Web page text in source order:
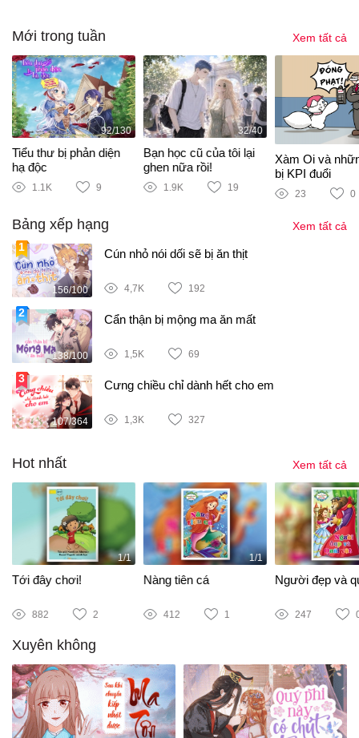
Mới trong tuần Xem tất cả
92/130
Tiểu thư bị phản diện
hạ độc
1.1K 9
32/40
Bạn học cũ của tôi lại
ghen nữa rồi!
1.9K 19
Xàm Oi và
bị KPI đuổi
23 0
Bảng xếp hạng Xem tất cả
156/100
Cún nhỏ nói dối sẽ bị ăn thịt
4,7K 192
138/100
Cẩn thận bị mộng ma ăn mất
1,5K 69
107/364
Cưng chiều chỉ dành hết cho em
1,3K 327
Hot nhất Xem tất cả
1/1
Tới đây chơi!
882 2
1/1
Nàng tiên cá
412 1
Người đẹp và
247
Xuyên không